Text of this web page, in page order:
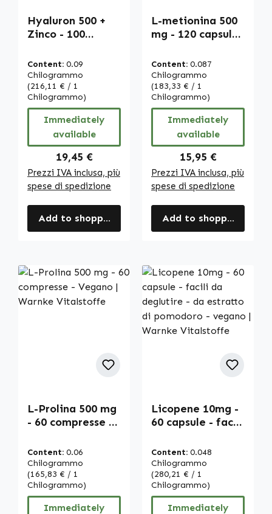
Hyaluron 500 +
Zinco - 100
Rivestite - facili
da deglutire - per
pelle, protezione
cellulare e molto
altro - vegano |
Vitalstoffe
Content: 0.09
Chilogrammo
(216,11 € / 1
Chilogrammo)
Immediately
available
Regular price:
19,45 €
Prezzi IVA inclusa, più
spese di spedizione
Add to shopping cart
L-metionina 500
mg - 120 capsule
essenziale -
vegano | Warnke
Vitalstoffe
Content: 0.087
Chilogrammo
(183,33 € / 1
Chilogrammo)
Immediately
available
Regular price:
15,95 €
Prezzi IVA inclusa, più
spese di spedizione
Add to shopping cart
L-Prolina 500 mg
- 60 compresse -
Vitalstoffe
Content: 0.06
Chilogrammo
(165,83 € / 1
Chilogrammo)
Immediately
Licopene 10mg -
60 capsule - facili
estratto di
pomodoro -
vegano | Warnke
Vitalstoffe
Content: 0.048
Chilogrammo
(280,21 € / 1
Chilogrammo)
Immediately